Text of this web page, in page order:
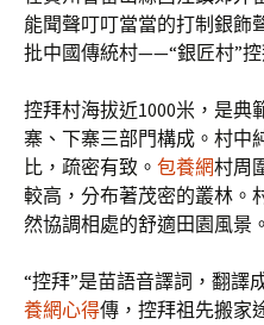
能聞聲叮叮當當的打制銀
批中國傳統村——“銀匠村”控
控拜村海拔近1000米，是典
寨、下寨三部門構成。村中
比，疏密有致。 包養網村周
較高，分布著茂密的叢林。
然協調相處的舒適田園風景。
“控拜”是苗語音譯詞，翻譯
養網心得傳，控拜祖先搬家